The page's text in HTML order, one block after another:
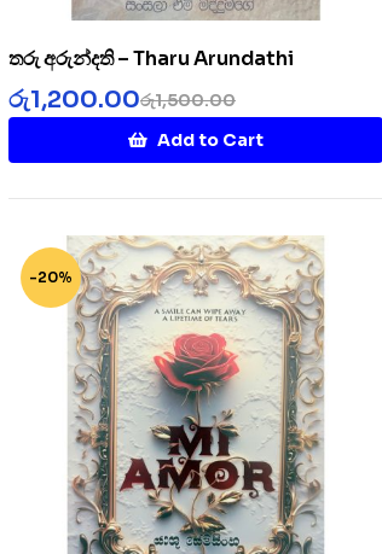
තරු අරුන්දති – Tharu Arundathi
රු1,500.00
රු1,200.00
Add to Cart
-20%